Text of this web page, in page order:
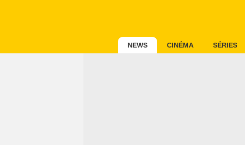
NEWS CINÉMA SÉRIES